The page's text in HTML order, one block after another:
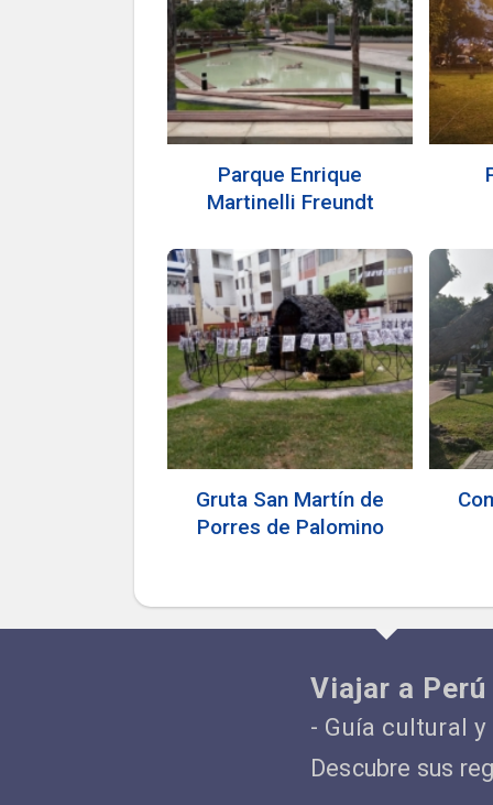
Parque Enrique
Martinelli Freundt
Gruta San Martín de
Porres de Palomino
Viajar a Perú
- Guía cultural
Descubre sus